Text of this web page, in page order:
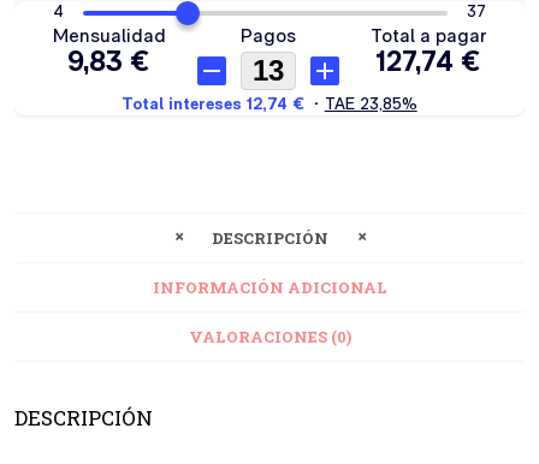
DESCRIPCIÓN
INFORMACIÓN ADICIONAL
VALORACIONES (0)
DESCRIPCIÓN